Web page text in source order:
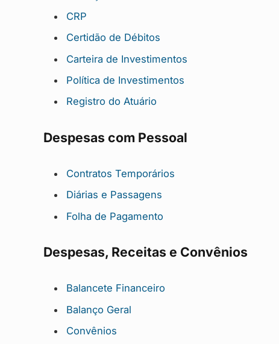
CRP
Certidão de Débitos
Carteira de Investimentos
Política de Investimentos
Registro do Atuário
Despesas com Pessoal
Contratos Temporários
Diárias e Passagens
Folha de Pagamento
Despesas, Receitas e Convênios
Balancete Financeiro
Balanço Geral
Convênios